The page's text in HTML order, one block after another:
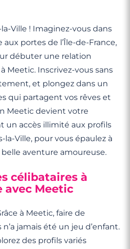
Ville ! Imaginez-vous dans
portes de l’Île-de-France,
débuter une relation
Meetic. Inscrivez-vous sans
et plongez dans un
qui partagent vos rêves et
Meetic devient votre
un accès illimité aux profils
Ville, pour vous épaulez à
aventure amoureuse.
célibataires à
avec Meetic
à Meetic, faire de
jamais été un jeu d’enfant.
des profils variés